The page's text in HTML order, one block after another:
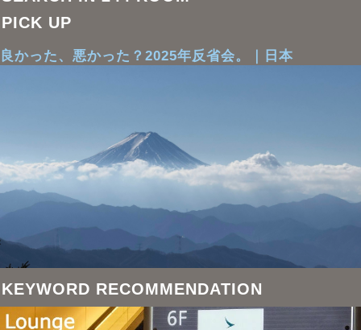
PICK UP
良かった、悪かった？2025年反省会。｜日本
KEYWORD RECOMMENDATION